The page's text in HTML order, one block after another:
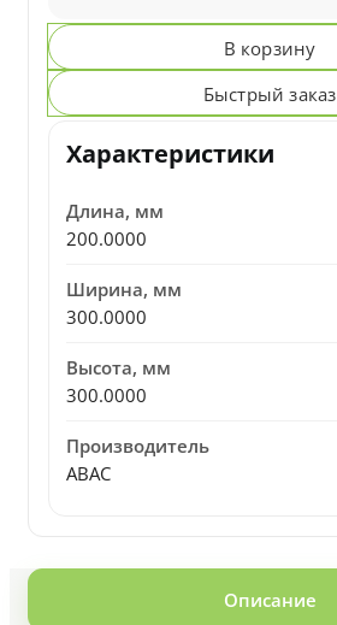
В корзину
Быстрый заказ
Характеристики
Длина, мм
200.0000
Ширина, мм
300.0000
Высота, мм
300.0000
Производитель
ABAC
Описание